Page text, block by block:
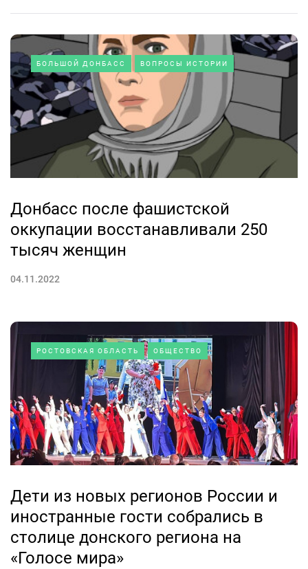
БОЛЬШОЙ ДОНБАСС ВОПРОСЫ ИСТОРИИ
Донбасс после фашистской
оккупации восстанавливали 250
тысяч женщин
04.11.2022
РОСТОВСКАЯ ОБЛАСТЬ ОБЩЕСТВО
Дети из новых регионов России и
иностранные гости собрались в
столице донского региона на
«Голосе мира»